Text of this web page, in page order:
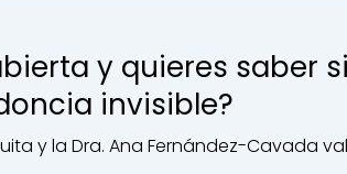
y quieres saber
invisible?
y la Dra. Ana Fernández-Cavada